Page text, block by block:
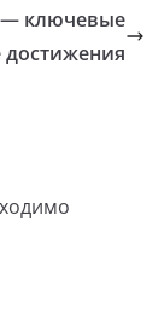
— ключевые